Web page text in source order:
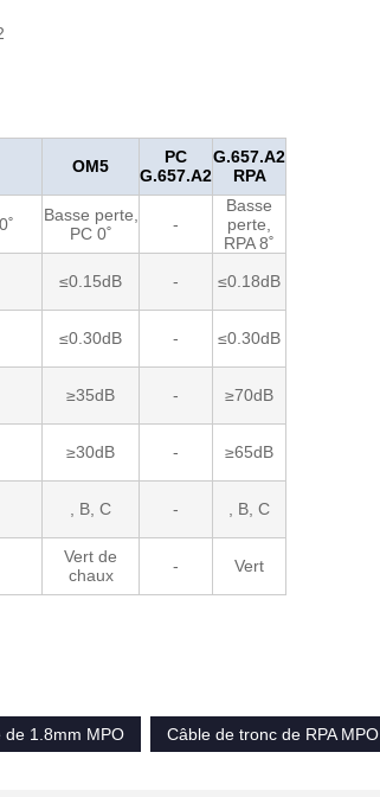
OM5
PC
G.657.A2
G.657.A2
RPA
Basse perte,
PC 0˚
-
Basse
perte,
RPA 8˚
≤0.15dB - ≤0.18dB
≤0.30dB - ≤0.30dB
≥35dB - ≥70dB
≥30dB - ≥65dB
, B, C - , B, C
Vert de
chaux
- Vert
de 1.8mm MPO Câble de tronc de RPA MPO